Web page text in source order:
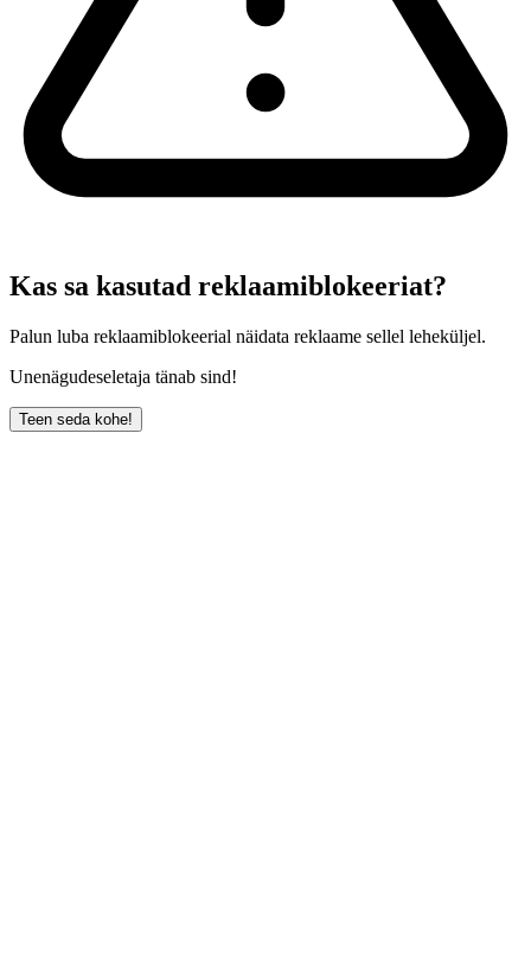
Kas sa kasutad reklaamiblokeeriat?
Palun luba reklaamiblokeerial näidata reklaame sellel leheküljel.
Unenägudeseletaja tänab sind!
Teen seda kohe!